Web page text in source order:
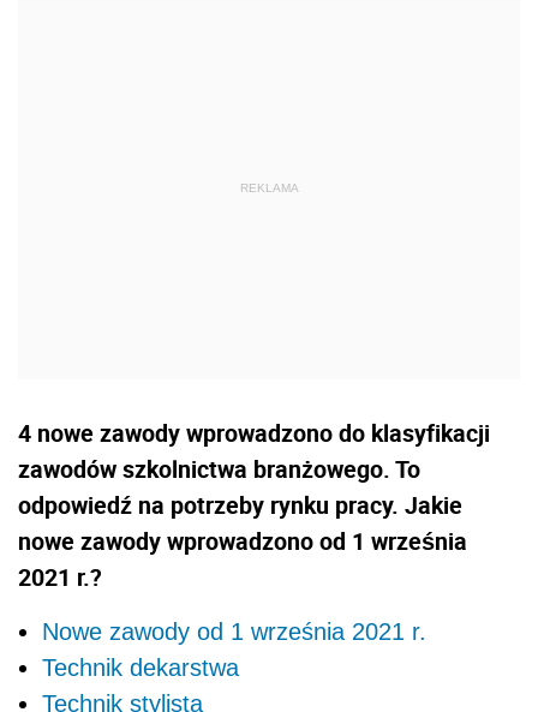
4 nowe zawody wprowadzono do klasyfikacji
zawodów szkolnictwa branżowego. To
odpowiedź na potrzeby rynku pracy. Jakie
nowe zawody wprowadzono od 1 września
2021 r.?
Nowe zawody od 1 września 2021 r.
Technik dekarstwa
Technik stylista